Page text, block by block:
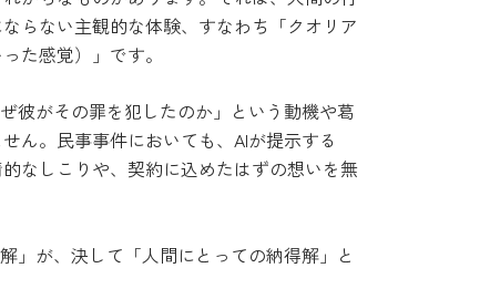
らない主観的な体験、すなわち「クオリア
た感覚）」です。
彼がその罪を犯したのか」という動機や葛
ん。民事事件においても、AIが提示する
なしこりや、契約に込めたはずの想いを無
」が、決して「人間にとっての納得解」と